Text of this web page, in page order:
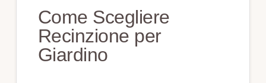
Come Scegliere
Recinzione per
Giardino